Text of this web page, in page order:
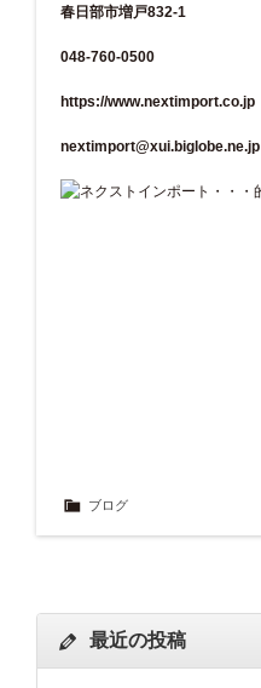
春日部市増戸832-1
048-760-0500
https://www.nextimport.co.jp
nextimport@xui.biglobe.ne.jp
ブログ
最近の投稿